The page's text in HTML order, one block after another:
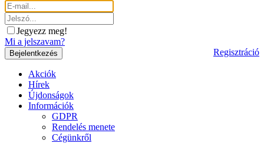
Jegyezz meg!
Mi a jelszavam?
Regisztráció
Akciók
Hírek
Újdonságok
Információk
GDPR
Rendelés menete
Cégünkről